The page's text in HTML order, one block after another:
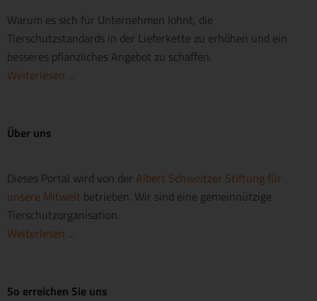
Warum es sich für Unternehmen lohnt, die
Tierschutzstandards in der Lieferkette zu erhöhen und ein
besseres pflanzliches Angebot zu schaffen.
Weiterlesen ...
Über uns
Dieses Portal wird von der Albert Schweitzer Stiftung für
unsere Mitwelt betrieben. Wir sind eine gemeinnützige
Tierschutzorganisation.
Weiterlesen ...
So erreichen Sie uns